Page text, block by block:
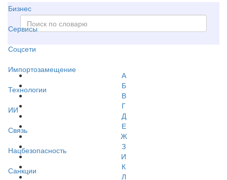
Бизнес
Сервисы
Соцсети
Импортозамещение
Технологии
ИИ
Связь
Нацбезопасность
Санкции
А
Б
В
Г
Д
Е
Ж
З
И
К
Л